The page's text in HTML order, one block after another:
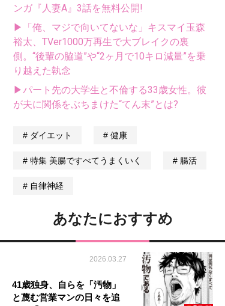
ンガ『人妻A』3話を無料公開!
▶「俺、マジで向いてないな」キスマイ玉森
裕太、TVer1000万再生で大ブレイクの裏
側。“後輩の脇道”や“2ヶ月で10キロ減量”を乗
り越えた執念
▶パート先の大学生と不倫する33歳女性。彼
が夫に関係をぶちまけた“てん末”とは?
ダイエット 健康
特集 美腸ですべてうまくいく 腸活
自律神経
あなたにおすすめ
2026.03.27
41歳独身、自らを「汚物」
と蔑む営業マンの日々を追